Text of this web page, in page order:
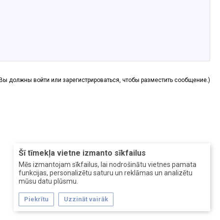
Šī tīmekļa vietne izmanto sīkfailus
Mēs izmantojam sīkfailus, lai nodrošinātu vietnes pamata
funkcijas, personalizētu saturu un reklāmas un analizētu
mūsu datu plūsmu.
Piekrītu Uzzināt vairāk
должны войти или зарегистрироваться, чтобы разместить сообщение.)